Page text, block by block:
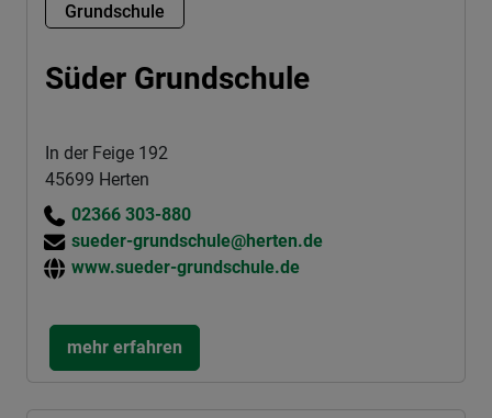
Grundschule
Süder Grundschule
In der Feige 192
45699 Herten
02366 303-880
sueder-grundschule@herten.de
www.sueder-grundschule.de
mehr erfahren